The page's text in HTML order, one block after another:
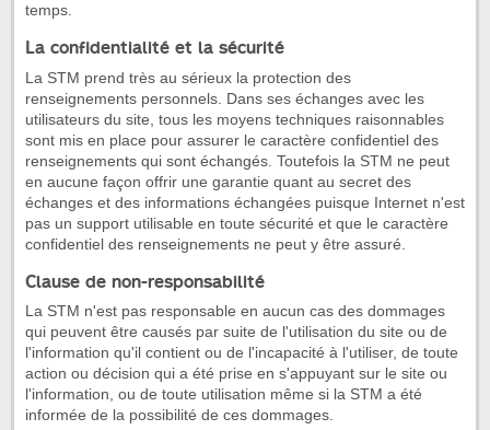
temps.
La confidentialité et la sécurité
La STM prend très au sérieux la protection des
renseignements personnels. Dans ses échanges avec les
utilisateurs du site, tous les moyens techniques raisonnables
sont mis en place pour assurer le caractère confidentiel des
renseignements qui sont échangés. Toutefois la STM ne peut
en aucune façon offrir une garantie quant au secret des
échanges et des informations échangées puisque Internet n'est
pas un support utilisable en toute sécurité et que le caractère
confidentiel des renseignements ne peut y être assuré.
Clause de non-responsabilité
La STM n'est pas responsable en aucun cas des dommages
qui peuvent être causés par suite de l'utilisation du site ou de
l'information qu'il contient ou de l'incapacité à l'utiliser, de toute
action ou décision qui a été prise en s'appuyant sur le site ou
l'information, ou de toute utilisation même si la STM a été
informée de la possibilité de ces dommages.